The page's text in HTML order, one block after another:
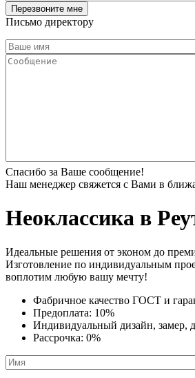
Письмо директору
Спасибо за Ваше сообщение!
Наш менеджер свяжется с Вами в
Неоклассика в
Идеальные решения от эконом до
Изготовление по индивидуальным
воплотим любую вашу мечту!
Фабричное качество ГОСТ и
Предоплата: 10%
Индивидуальный дизайн, замер,
Рассрочка: 0%